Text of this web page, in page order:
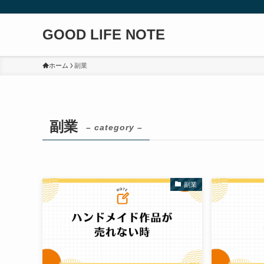
GOOD LIFE NOTE
ホーム 副業
副業 – category –
副業